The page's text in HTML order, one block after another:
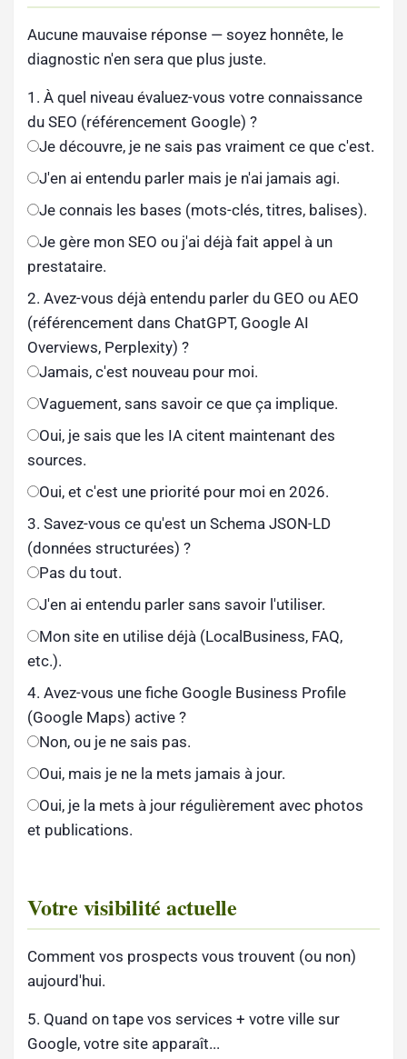
Aucune mauvaise réponse — soyez honnête, le
diagnostic n'en sera que plus juste.
1. À quel niveau évaluez-vous votre connaissance
du SEO (référencement Google) ?
Je découvre, je ne sais pas vraiment ce que c'est.
J'en ai entendu parler mais je n'ai jamais agi.
Je connais les bases (mots-clés, titres, balises).
Je gère mon SEO ou j'ai déjà fait appel à un
prestataire.
2. Avez-vous déjà entendu parler du GEO ou AEO
(référencement dans ChatGPT, Google AI
Overviews, Perplexity) ?
Jamais, c'est nouveau pour moi.
Vaguement, sans savoir ce que ça implique.
Oui, je sais que les IA citent maintenant des
sources.
Oui, et c'est une priorité pour moi en 2026.
3. Savez-vous ce qu'est un Schema JSON-LD
(données structurées) ?
Pas du tout.
J'en ai entendu parler sans savoir l'utiliser.
Mon site en utilise déjà (LocalBusiness, FAQ,
etc.).
4. Avez-vous une fiche Google Business Profile
(Google Maps) active ?
Non, ou je ne sais pas.
Oui, mais je ne la mets jamais à jour.
Oui, je la mets à jour régulièrement avec photos
et publications.
Votre visibilité actuelle
Comment vos prospects vous trouvent (ou non)
aujourd'hui.
5. Quand on tape vos services + votre ville sur
Google, votre site apparaît...